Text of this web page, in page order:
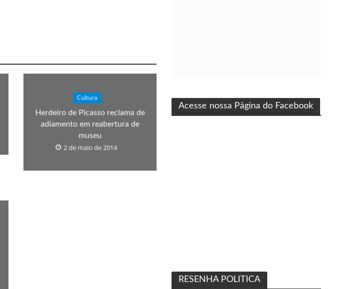
Cultura
Herdeiro de Picasso reclama de
adiamento em reabertura de
museu
2 de maio de 2014
Acesse nossa Página do Facebook
RESENHA POLITICA